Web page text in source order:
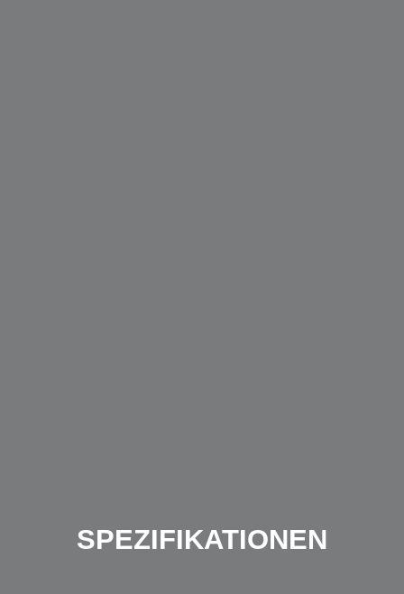
SPEZIFIKATIONEN